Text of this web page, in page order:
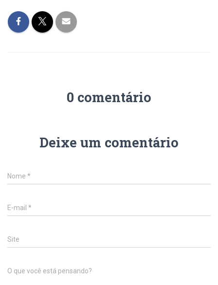
0 comentário
Deixe um comentário
Nome *
E-mail *
Site
O que você está pensando?